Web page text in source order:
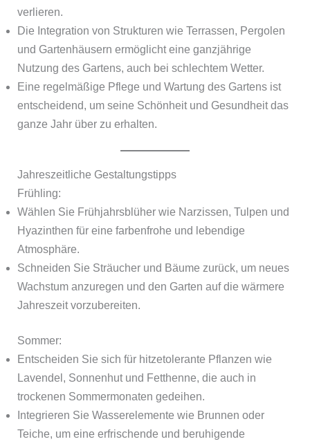
verlieren.
Die Integration von Strukturen wie Terrassen, Pergolen
und Gartenhäusern ermöglicht eine ganzjährige
Nutzung des Gartens, auch bei schlechtem Wetter.
Eine regelmäßige Pflege und Wartung des Gartens ist
entscheidend, um seine Schönheit und Gesundheit das
ganze Jahr über zu erhalten.
Jahreszeitliche Gestaltungstipps
Frühling:
Wählen Sie Frühjahrsblüher wie Narzissen, Tulpen und
Hyazinthen für eine farbenfrohe und lebendige
Atmosphäre.
Schneiden Sie Sträucher und Bäume zurück, um neues
Wachstum anzuregen und den Garten auf die wärmere
Jahreszeit vorzubereiten.
Sommer:
Entscheiden Sie sich für hitzetolerante Pflanzen wie
Lavendel, Sonnenhut und Fetthenne, die auch in
trockenen Sommermonaten gedeihen.
Integrieren Sie Wasserelemente wie Brunnen oder
Teiche, um eine erfrischende und beruhigende